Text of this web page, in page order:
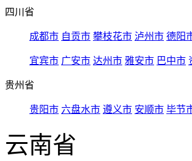
四川省
成都市 自贡市 攀枝花市 泸州市 德阳
宜宾市 广安市 达州市 雅安市 巴中市
贵州省
贵阳市 六盘水市 遵义市 安顺市 毕节
云南省